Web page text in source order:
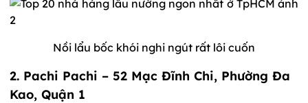
Nồi lẩu bốc khói nghi ngút rất lôi cuốn
2. Pachi Pachi – 52 Mạc Đĩnh Chi, Phường Đa
Kao, Quận 1